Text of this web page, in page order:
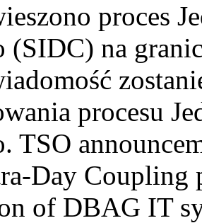
proces
(SIDC) na
procesu
TSO
Day Coupling
of DBAG IT